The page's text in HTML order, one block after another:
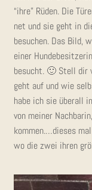
“ihre” Rüden. Die
net und sie geht in
besu­chen. Das Bild,
einer
besucht. 🙂 Stell dir
geht auf und wie
habe ich sie über­all
von mei­ner
kommen.…dieses
wo die zwei ihren